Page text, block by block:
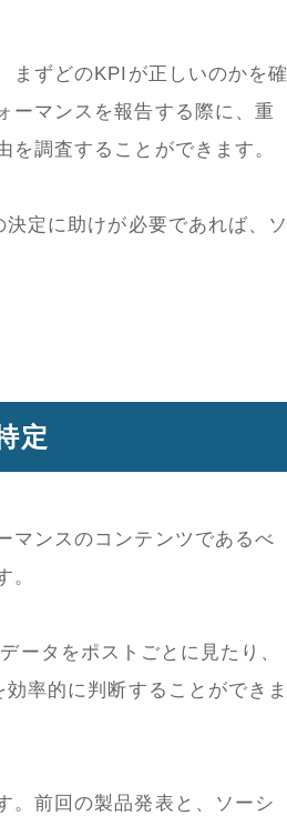
まずどのKPIが正しいのかを確
ーマンスを報告する際に、重
調査することができます。
定に助けが必要であれば、ソ
定
マンスのコンテンツであるべ
。
ータをポストごとに見たり、
率的に判断することができま
。前回の製品発表と、ソーシ